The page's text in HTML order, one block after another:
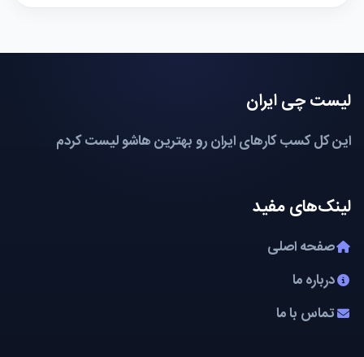
لیست چی ایران
این کل کسب کارهای ایران رو بهترین هاشو لیست کردم
لینک‌های مفید
صفحه اصلی
درباره ما
تماس با ما